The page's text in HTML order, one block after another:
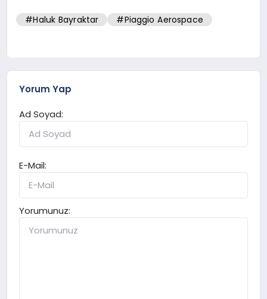
#Haluk Bayraktar #Piaggio Aerospace
Yorum Yap
Ad Soyad:
E-Mail:
Yorumunuz: